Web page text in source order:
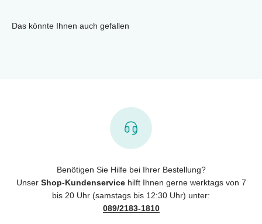
Das könnte Ihnen auch gefallen
Benötigen Sie Hilfe bei Ihrer Bestellung?
Unser Shop-Kundenservicehilft Ihnen gerne werktags von 7
bis 20 Uhr (samstags bis 12:30 Uhr) unter:
089/2183-1810